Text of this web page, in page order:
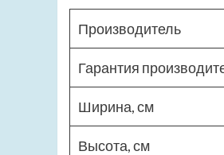
Производитель
Гарантия
Ширина, см
Высота, см